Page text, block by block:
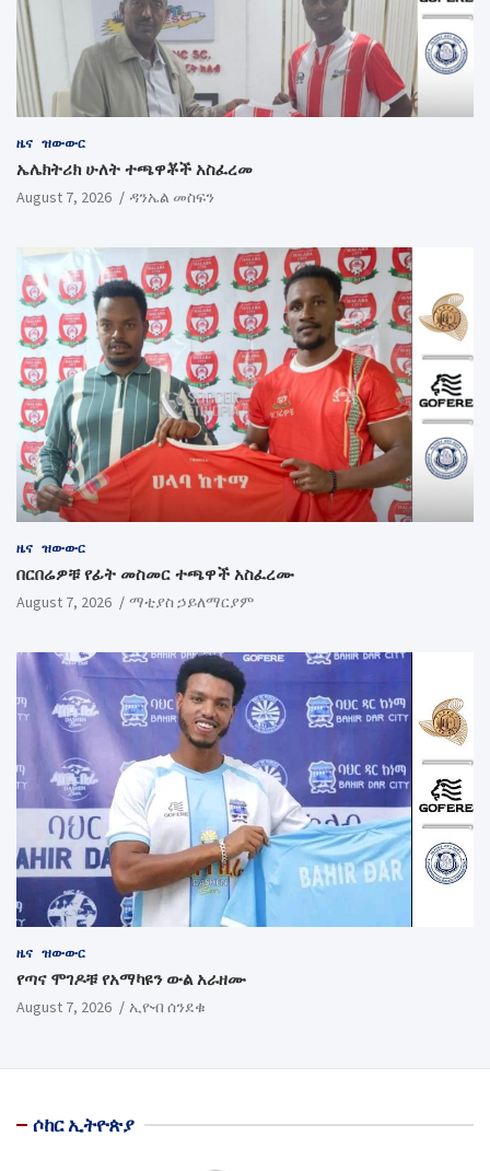
ዜና ዝውውር
ኤሌክትሪክ ሁለት ተጫዋቾች አስፈረመ
August 7, 2026 ዳንኤል መስፍን
ዜና ዝውውር
በርበሬዎቹ የፊት መስመር ተጫዋች አስፈረሙ
August 7, 2026 ማቲያስ ኃይለማርያም
ዜና ዝውውር
የጣና ሞገዶቹ የአማካዩን ውል አራዘሙ
August 7, 2026 ኢዮብ ሰንደቁ
ሶከር ኢትዮጵያ